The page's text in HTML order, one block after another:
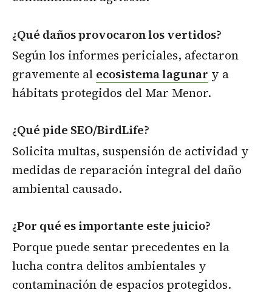
¿Qué daños provocaron los vertidos?
Según los informes periciales, afectaron
gravemente al ecosistema lagunar y a
hábitats protegidos del Mar Menor.
¿Qué pide SEO/BirdLife?
Solicita multas, suspensión de actividad y
medidas de reparación integral del daño
ambiental causado.
¿Por qué es importante este juicio?
Porque puede sentar precedentes en la
lucha contra delitos ambientales y
contaminación de espacios protegidos.